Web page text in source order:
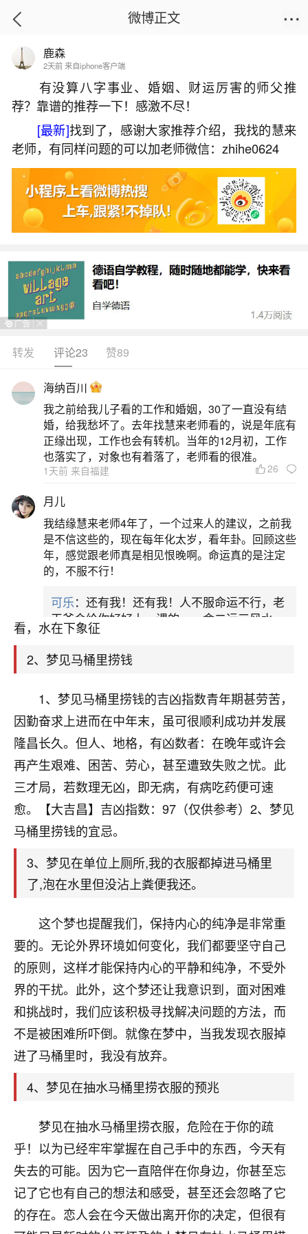
首页
梦见马桶里捞东西没捞到
2026-07-02 11:31:36 22 7 赞
生活中像梦见马桶里捞东西没捞到都是很常见
的问题，但是小问题不注意可能会引起大麻烦，下
面就这个问题给大家做一些解读：
1、梦见东西掉马桶里自己捞出来
梦见东西掉进马桶里自己捞出来，通常象征内
心对失去重要事物的焦虑以及试图挽回的心理状
态。这类梦境反映你可能正面临某种情感或生活上
的困扰，担心失去某些有价值的东西，比如人际关
系、机会或自我认同。尽管所处环境看似“污秽”，但
主动打捞的动作说明你有强烈的修复欲望和责任
感，愿意为解决问题付出努力。从周易解梦角度
看，水在下象征
2、梦见马桶里捞钱
1、梦见马桶里捞钱的吉凶指数青年期甚劳苦，
因勤奋求上进而在中年末，虽可很顺利成功并发展
隆昌长久。但人、地格，有凶数者：在晚年或许会
再产生艰难、困苦、劳心，甚至遭致失败之忧。此
三才局，若数理无凶，即无病，有病吃药便可速
愈。【大吉昌】吉凶指数：97（仅供参考）2、梦见
马桶里捞钱的宜忌。
3、梦见在单位上厕所,我的衣服都掉进马桶里
了,泡在水里但没沾上粪便我还。
这个梦也提醒我们，保持内心的纯净是非常重
要的。无论外界环境如何变化，我们都要坚守自己
的原则，这样才能保持内心的平静和纯净，不受外
界的干扰。此外，这个梦还让我意识到，面对困难
和挑战时，我们应该积极寻找解决问题的方法，而
不是被困难所吓倒。就像在梦中，当我发现衣服掉
进了马桶里时，我没有放弃。
4、梦见在抽水马桶里捞衣服的预兆
梦见在抽水马桶里捞衣服，危险在于你的疏
乎！以为已经牢牢掌握在自己手中的东西，今天有
失去的可能。因为它一直陪伴在你身边，你甚至忘
记了它也有自己的想法和感受，甚至还会忽略了它
的存在。恋人会在今天做出离开你的决定，但很有
微博正文
鹿森
2天前 来自iphone客户端
有没算八字事业、婚姻、财运厉害的师父推
荐？靠谱的推荐一下！感激不尽！
[最新]找到了，感谢大家推荐介绍，我找的慧来
老师，有同样问题的可以加老师微信：zhihe0624
转发 评论23 赞89
海纳百川
我之前给我儿子看的工作和婚姻，30了一直没有结
婚，给我愁坏了。去年找慧来老师看的，说是年底有
正缘出现，工作也会有转机。当年的12月初，工作
也落实了，对象也有着落了，老师看的很准。
1天前 来自福建 26
月儿
我结缘慧来老师4年了，一个过来人的建议，之前我
是不信这些的，现在每年化太岁，看年卦。回顾这些
年，感觉跟老师真是相见恨晚啊。命运真的是注定
的，不服不行！
可乐：还有我！还有我！人不服命运不行，老
天爷会给你好好上一课的。一命二运三风水，
哪样不服都不行！
平安是福：我也是每年找老师化太岁，看年
卦，认识老师3年了，都是缘分啊！
17分钟前 来自湖北 19
心若莲花
我是做餐饮的，这两年，生意屡屡受挫，店开一家关
一家，要么生意不好，生意好的就出事。前些年攒的
家底快败光了，真是倒霉！我也想找人看看到底怎么
回事？
鹿森：你可以找老师看看，人有时不服命不行
太阳当空赵：我也做餐饮的，生意不算大，但
是我从找店开始都是找慧来老师跟进的，选
址、风水、还有开业日子，哪哪都看了，虽然
刚找老师做了补财库，希望财运更好一点！
2小时前 来自海南
梦醒时分
我女儿高二叛逆，大半年不上学，一说她就要死要活
的，把我们两口子愁的不行，朋友给我推荐的慧来老
师，一开始我是病急乱投医，这半年来，法事一个个
做完，我女儿跟变了个人一样，不期望她能考多好的
康康的我就很知足了！
鹿森：可怜天下父母心啊！
3小时前 来自河北 16
付深
我是公司人事调整，有升迁机会，但同时竞争的我们
三个，找老师的时候是抱着侥幸心理，没想到老师看